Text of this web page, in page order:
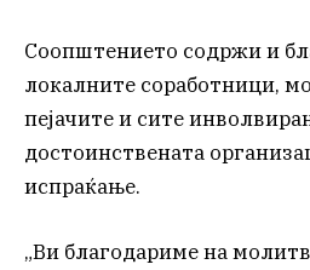
Соопштението содржи и
локалните соработници,
пејачите и сите
достоинствената
испраќање.
„Ви благодариме на